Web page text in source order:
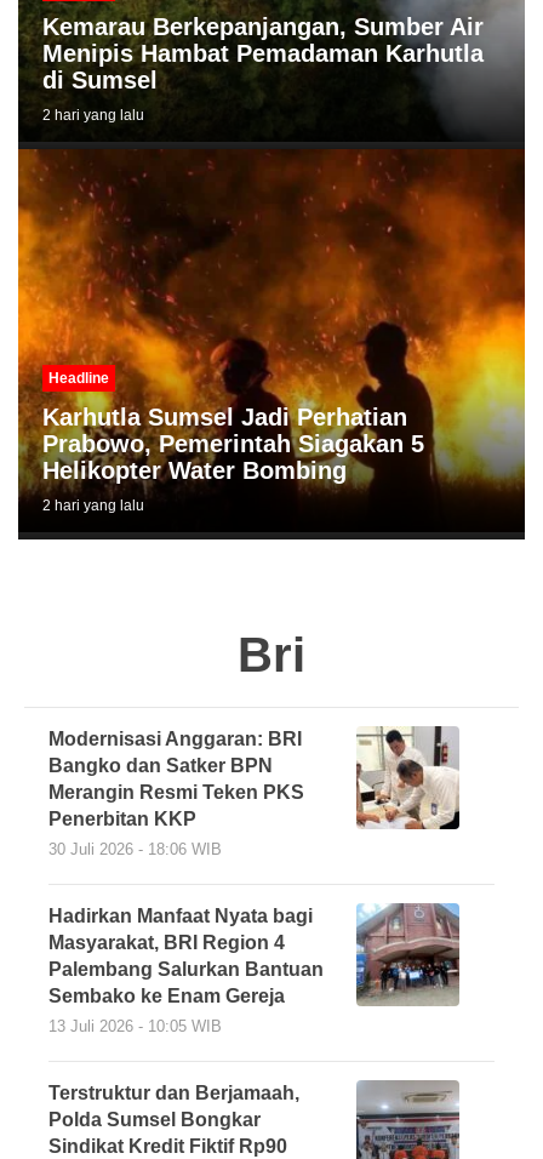
Kemarau Berkepanjangan, Sumber Air
Menipis Hambat Pemadaman Karhutla
di Sumsel
2 hari yang lalu
Headline
Karhutla Sumsel Jadi Perhatian
Prabowo, Pemerintah Siagakan 5
Helikopter Water Bombing
2 hari yang lalu
Bri
Modernisasi Anggaran: BRI
Bangko dan Satker BPN
Merangin Resmi Teken PKS
Penerbitan KKP
30 Juli 2026 - 18:06 WIB
Hadirkan Manfaat Nyata bagi
Masyarakat, BRI Region 4
Palembang Salurkan Bantuan
Sembako ke Enam Gereja
13 Juli 2026 - 10:05 WIB
Terstruktur dan Berjamaah,
Polda Sumsel Bongkar
Sindikat Kredit Fiktif Rp90